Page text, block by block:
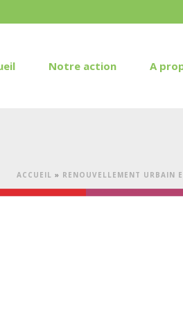
Notre action A
ACCUEIL » RENOUVELLEMENT URBAIN